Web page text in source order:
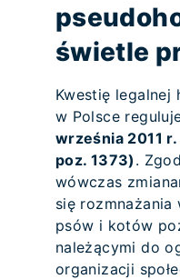
świetle
Kwestię
w Polsce
września 2011
poz. 1373) .
wówczas
się rozmnażania
psów i kotów
należącymi do
organizacji